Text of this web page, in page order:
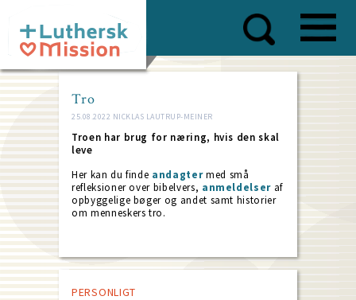
main
content
Tro
25.08.2022 NICKLAS LAUTRUP-MEINER
Troen har brug for næring, hvis den skal
leve
Her kan du finde andagtermed små
refleksioner over bibelvers, anmeldelser af
opbyggelige bøger og andet samt historier
om menneskers tro.
PERSONLIGT